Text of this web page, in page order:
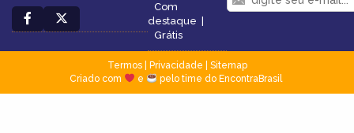
Com
destaque
Grátis
Termos| Privacidade
Sitemap
Criado com
e pelo time do EncontraBrasil